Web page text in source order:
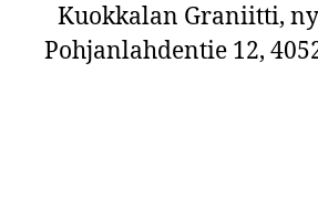
Kuokkalan Graniitti,
Pohjanlahdentie 12,